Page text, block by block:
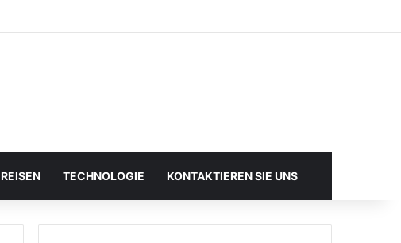
REISEN TECHNOLOGIE KONTAKTIEREN SIE UNS